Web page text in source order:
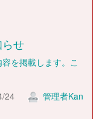
せ
を掲載します。こ
24
管理者Kan